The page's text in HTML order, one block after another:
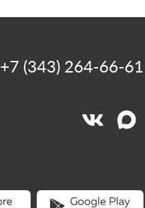
+7 (343) 264-66-61